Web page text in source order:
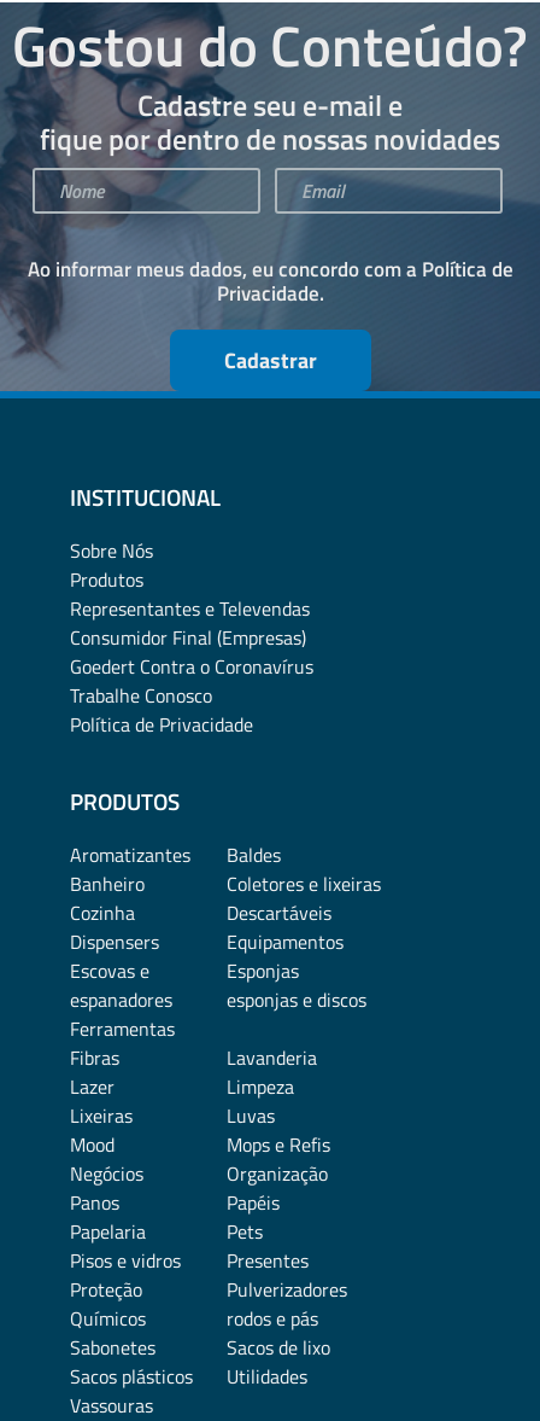
Gostou do Conteúdo?
Cadastre seu e-mail e
fique por dentro de nossas novidades
Ao informar meus dados, eu concordo com aPolítica de
Privacidade.
Cadastrar
INSTITUCIONAL
Sobre Nós
Produtos
Representantes e Televendas
Consumidor Final (Empresas)
Goedert Contra o Coronavírus
Trabalhe Conosco
Política de Privacidade
PRODUTOS
Aromatizantes
Baldes
Banheiro
Coletores e lixeiras
Cozinha
Descartáveis
Dispensers
Equipamentos
Escovas e
espanadores
Esponjas
esponjas e discos
Ferramentas
Fibras
Lavanderia
Lazer
Limpeza
Lixeiras
Luvas
Mood
Mops e Refis
Negócios
Organização
Panos
Papéis
Papelaria
Pets
Pisos e vidros
Presentes
Proteção
Pulverizadores
Químicos
rodos e pás
Sabonetes
Sacos de lixo
Sacos plásticos
Utilidades
Vassouras